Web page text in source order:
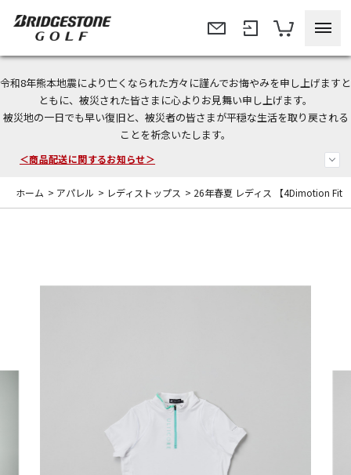
令和8年熊本地震により亡くなられた方々に謹んでお悔やみを申し上げますと
ともに、被災された皆さまに心よりお見舞い申し上げます。
被災地の一日でも早い復旧と、被災者の皆さまが平穏な生活を取り戻される
ことを祈念いたします。
＜夏季休暇中のご注文・発送・お問い合わせ＞
今なら新規会員登録で1,000円OFFクーポンプレゼント！
＜商品配送に関するお知らせ＞
ホーム > アパレル > レディストップス > 26年春夏 レディス 【4Dimotion Fit